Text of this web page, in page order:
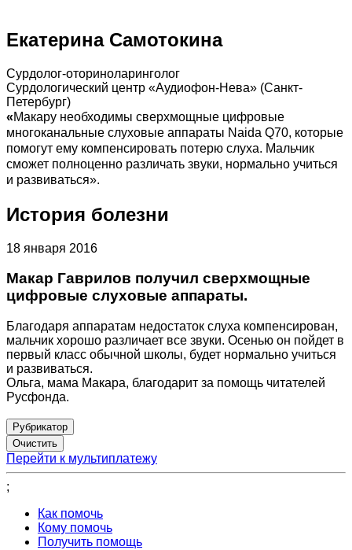
Екатерина Самотокина
Сурдолог-оториноларинголог
Сурдологический центр «Аудиофон-Нева» (Санкт-
Петербург)
«Макару необходимы сверхмощные цифровые
многоканальные слуховые аппараты Naida Q70, которые
помогут ему компенсировать потерю слуха. Мальчик
сможет полноценно различать звуки, нормально учиться
и развиваться».
История болезни
18 января 2016
Макар Гаврилов получил сверхмощные
цифровые слуховые аппараты.
Благодаря аппаратам недостаток слуха компенсирован,
мальчик хорошо различает все звуки. Осенью он пойдет в
первый класс обычной школы, будет нормально учиться
и развиваться.
Ольга, мама Макара, благодарит за помощь читателей
Русфонда.
Рубрикатор
Перейти к мультиплатежу
;
Как помочь
Кому помочь
Получить помощь